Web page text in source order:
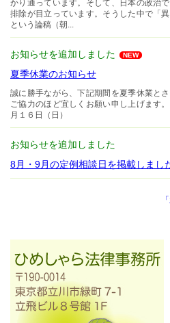
かり通っています。そして、日本の政治
排除が目立っています。そうした中で「
という論稿（朝...
お知らせを追加しました NEW
夏季休業のお知らせ
誠に勝手ながら、下記期間を夏季休業と
ご協力のほど宜しくお願い申し上げます
月１６日（日）
お知らせを追加しました
8月・9月の定例相談日を掲載しまし